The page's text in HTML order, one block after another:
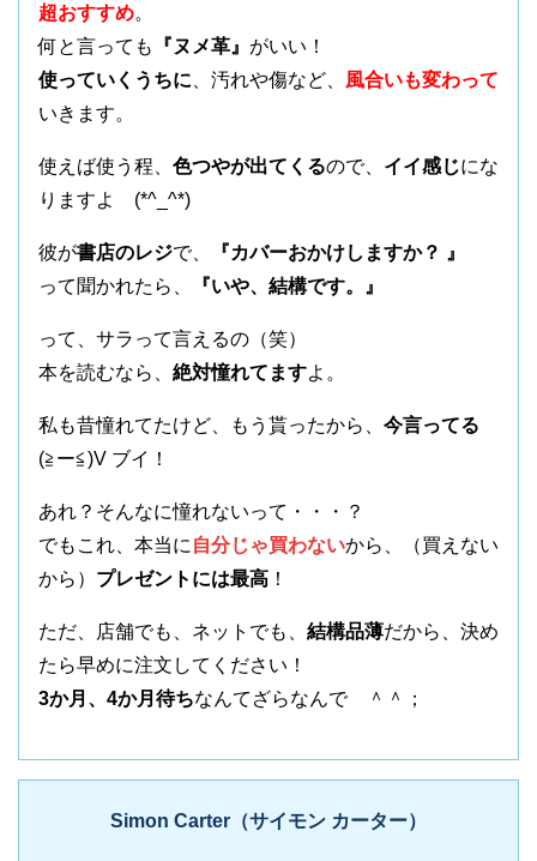
超おすすめ。
何と言っても
『ヌメ革』 がいい！
使っていくうちに 、汚れや傷など、 風合いも変わって
いきます。
使えば使う程、 色つやが出てくるので、 イイ感じにな
りますよ (*^_^*)
彼が書店のレジで、
『カバーおかけしますか？ 』
って聞かれたら、
『いや、結構です。』
って、サラって言えるの（笑）
本を読むなら、 絶対憧れてますよ。
私も昔憧れてたけど、もう貰ったから、 今言ってる
(≧ー≦)V ブイ！
あれ？そんなに憧れないって・・・？
でもこれ、本当に 自分じゃ買わないから、（買えない
から） プレゼントには最高 ！
ただ、店舗でも、ネットでも、 結構品薄だから、決め
たら早めに注文してください！
3か月、4か月待ちなんてざらなんで ＾＾；
Simon Carter（サイモン カーター）